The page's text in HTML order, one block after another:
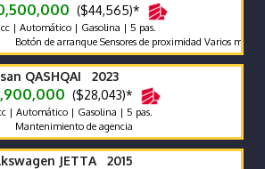
($44,565)*
| Automático | Gasolina | 5 pas.
de arranque Sensores de proximidad Varios modos de
QASHQAI 2023
($28,043)*
| Automático | Gasolina | 5 pas.
de agencia
JETTA 2015